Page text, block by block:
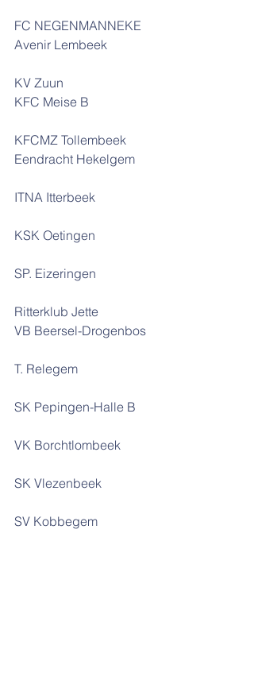
FC NEGENMANNEKE
Avenir Lembeek
KV Zuun
KFC Meise B
KFCMZ Tollembeek
Eendracht Hekelgem
ITNA Itterbeek
KSK Oetingen
SP. Eizeringen
Ritterklub Jette
VB Beersel-Drogenbos
T. Relegem
SK Pepingen-Halle B
VK Borchtlombeek
SK Vlezenbeek
SV Kobbegem